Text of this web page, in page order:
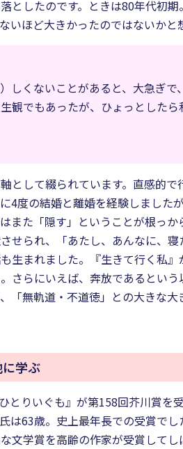
としたのです。ときは80年代初
ほど大きかったのではないかと
しくないことがあると、大急ぎ
観でもあったが、ひょっとした
として綴られています。直感的
度の結婚と離婚を経験しました
また「隠す」ということが根っ
せられ、「あたし、あんなに、
生まれました。『生きて行く私
さらにいえば、奔放であるとい
「無軌道・不道徳」との大きな
学ぶ
とりいぐも』が第158回芥川賞
は63歳。史上最年長での受賞で
文学賞を高齢の作家が受賞して